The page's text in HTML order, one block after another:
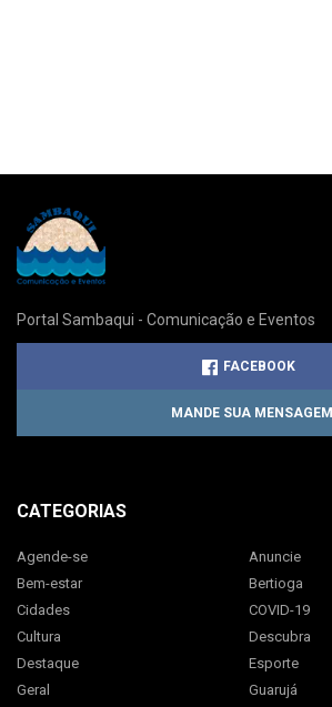
Portal Sambaqui - Comunicação e Eventos
FACEBOOK
MANDE SUA MENSAGEM
CATEGORIAS
Agende-se
Anuncie
Bem-estar
Bertioga
Cidades
COVID-19
Cultura
Descubra
Destaque
Esporte
Geral
Guarujá